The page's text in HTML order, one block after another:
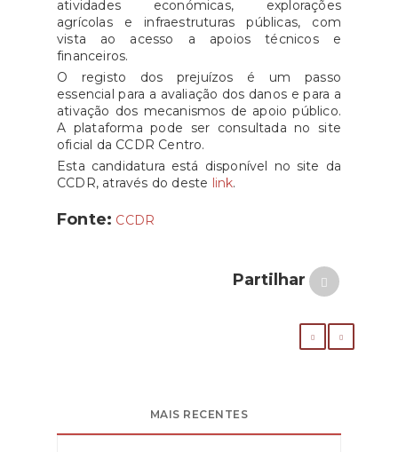
atividades económicas, explorações
agrícolas e infraestruturas públicas, com
vista ao acesso a apoios técnicos e
financeiros.
O registo dos prejuízos é um passo
essencial para a avaliação dos danos e para a
ativação dos mecanismos de apoio público.
A plataforma pode ser consultada no site
oficial da CCDR Centro.
Esta candidatura está disponível no site da
CCDR, através do deste link.
Fonte: CCDR
Partilhar
MAIS RECENTES